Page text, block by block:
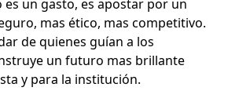
un gasto, es apostar por un
mas ético, mas competitivo.
de quienes guían a los
un futuro mas brillante
y para la institución.